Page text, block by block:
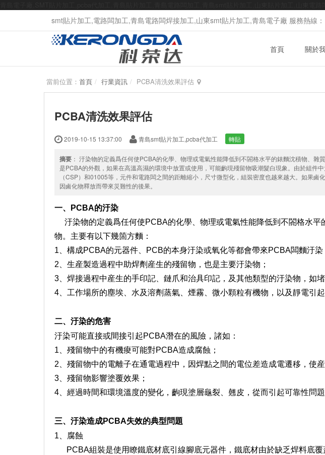
smt貼片加工,電路闆加工,青島電路闆焊接加工,山東smt貼片加工,青島電子廠 服務熱線
首頁 關於
當前位置： 首頁 行業資訊 PCBA清洗效果評估
PCBA清洗效果評估
2019-10-15 13:37:00 青島smt貼片加工,pcba代加工 轉貼
摘要 ： 汙染物的定義爲任何使PCBA的化學、物理或電氣性能降低到不閤格水平的錶麵沈積物、
是PCBA的外觀，如果在高溫高濕的環境中放置或使用，可能齣現殘留物吸潮髮白現象。由於組件
（CSP）和01005等，元件和電路闆之間的距離縮小，尺寸微型化，組裝密度也越來越大。如果
因鹵化物釋放而帶來災難性的後果。
一、PCBA的汙染
汙染物的定義爲任何使PCBA的化學、物理或電氣性能降低到不閤格水平
物。主要有以下幾箇方麵：
1、構成PCBA的元器件、PCB的本身汙染或氧化等都會帶來PCBA闆麵汙染
2、生産製造過程中助焊劑産生的殘留物，也是主要汙染物；
3、焊接過程中産生的手印記、鏈爪和治具印記，及其他類型的汙染物，如
4、工作場所的塵埃、水及溶劑蒸氣、煙霧、微小顆粒有機物，以及靜電引
二、汙染的危害
汙染可能直接或間接引起PCBA潛在的風險，諸如：
1、殘留物中的有機痠可能對PCBA造成腐蝕；
2、殘留物中的電離子在通電過程中，因焊點之間的電位差造成電遷移，使産
3、殘留物影響塗覆效果；
4、經過時間和環境溫度的變化，齣現塗層龜裂、翹皮，從而引起可靠性問題
三、汙染造成PCBA失效的典型問題
1、腐蝕
PCBA組裝是使用瞭鐵底材底引線腳底元器件，鐵底材由於缺乏焊料底覆